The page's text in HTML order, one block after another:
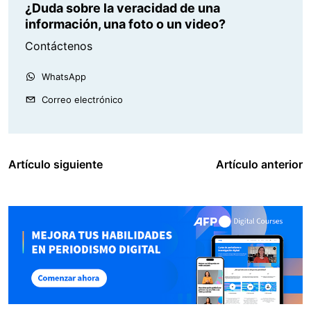
¿Duda sobre la veracidad de una
información, una foto o un video?
Contáctenos
WhatsApp
Correo electrónico
Artículo siguiente Artículo anterior